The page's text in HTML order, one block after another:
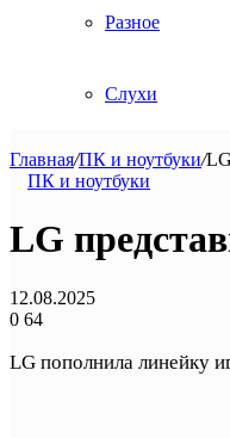
Разное
Слухи
Главная/ПК и ноутбуки/
ПК и ноутбуки
LG
12.08.2025
0 64
LG пополнила линейку